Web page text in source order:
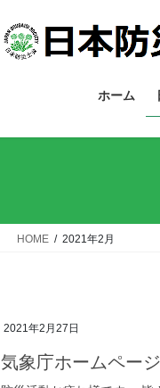
ホーム
HOME 2021年2月
2021年2月27日
気象庁ホームペー